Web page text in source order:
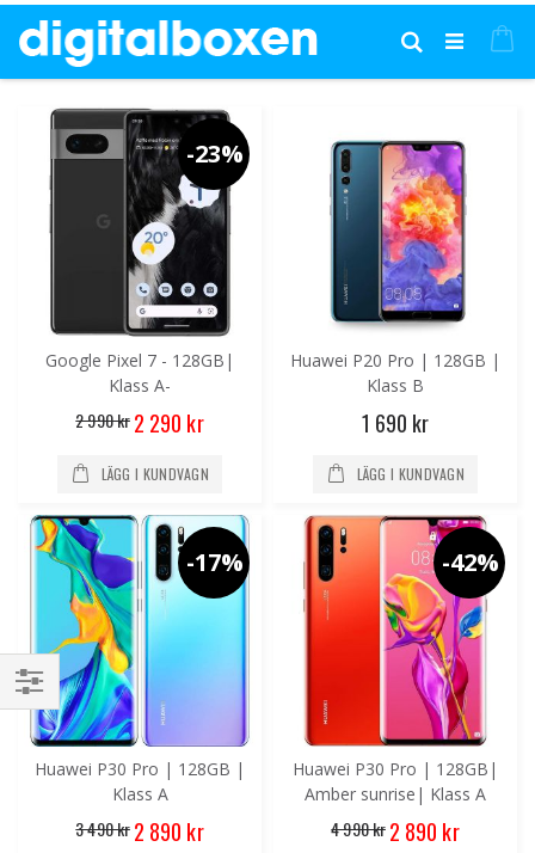
till
innehållet
Sök
-23%
Google Pixel 7 - 128GB|
Klass A-
2 990 kr Special
Price
2 290 kr
LÄGG I KUNDVAGN
Huawei P20 Pro | 128GB |
Klass B
1 690 kr
LÄGG I KUNDVAGN
-17%
Huawei P30 Pro | 128GB |
Klass A
3 490 kr Special
Price
2 890 kr
-42%
Huawei P30 Pro | 128GB|
Amber sunrise| Klass A
4 990 kr Special
Price
2 890 kr
Handla
enligt